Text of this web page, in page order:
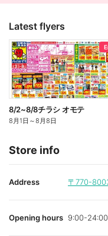
Latest flyers
8/2~8/8チラシ オモテ
8月1日 ～8月8日
Store info
Address 〒770-
Opening hours 9:00-24:00